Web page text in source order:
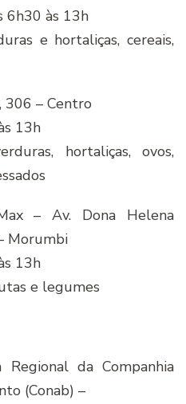
6h30 às 13h
e hortaliças, cereais,
306 – Centro
13h
hortaliças, ovos,
– Av. Dona Helena
Morumbi
13h
e legumes
Regional da Companhia
(Conab) –